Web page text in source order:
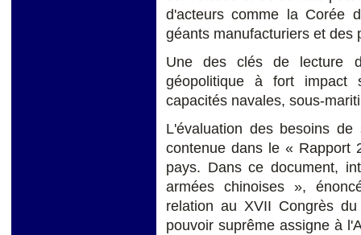
d'acteurs comme la Corée
géants manufacturiers et des
Une des clés de lecture
géopolitique à fort impact
capacités navales, sous-
L'évaluation des besoins
contenue dans le « Rapport
pays. Dans ce document,
armées chinoises »,
relation au XVII Congrès
pouvoir suprême assigne à